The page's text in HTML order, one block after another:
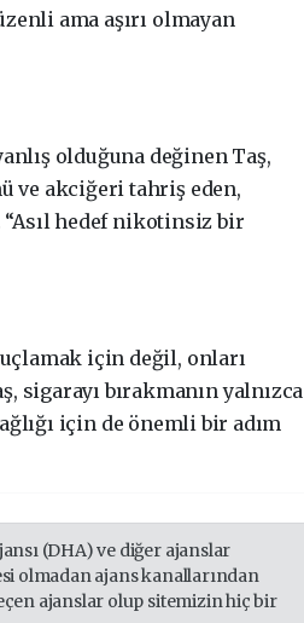
ama aşırı olmayan
olduğuna değinen Taş,
ve akciğeri tahriş eden,
hedef nikotinsiz bir
için değil, onları
sigarayı bırakmanın yalnızca
için de önemli bir adım
(DHA) ve diğer ajanslar
olmadan ajans kanallarından
ajanslar olup sitemizin hiç bir